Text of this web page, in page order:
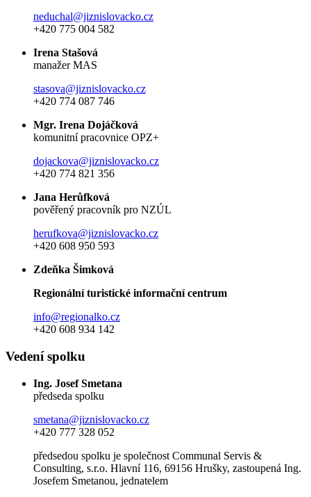
neduchal@jiznislovacko.cz
+420 775 004 582
Irena Stašová
manažer MAS
stasova@jiznislovacko.cz
+420 774 087 746
Mgr. Irena Dojáčková
komunitní pracovnice OPZ+
dojackova@jiznislovacko.cz
+420 774 821 356
Jana Herůfková
pověřený pracovník pro NZÚL
herufkova@jiznislovacko.cz
+420 608 950 593
Zdeňka Šimková
Regionální turistické informační centrum
info@regionalko.cz
+420 608 934 142
Vedení spolku
Ing. Josef Smetana
předseda spolku
smetana@jiznislovacko.cz
+420 777 328 052
předsedou spolku je společnost Communal Servis &
Consulting, s.r.o. Hlavní 116, 69156 Hrušky, zastoupená Ing.
Josefem Smetanou, jednatelem